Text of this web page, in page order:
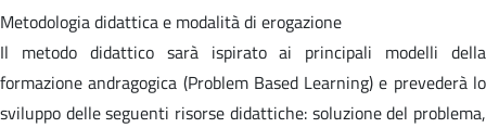
Metodologia didattica e modalità di erogazione
Il metodo didattico sarà ispirato ai principali modelli della
formazione andragogica (Problem Based Learning) e prevederà lo
sviluppo delle seguenti risorse didattiche: soluzione del problema,